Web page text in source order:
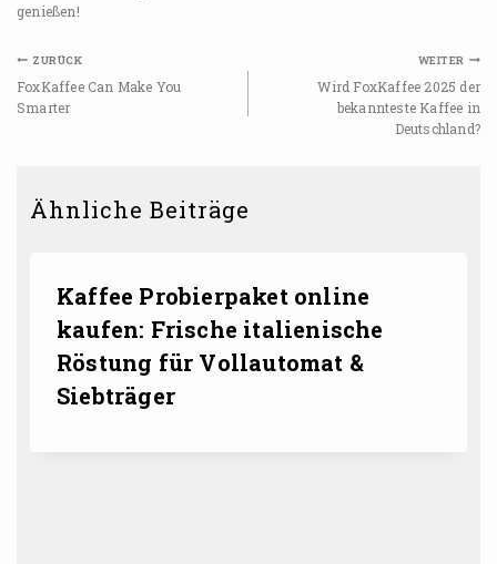
genießen!
ZURÜCK
FoxKaffee Can Make You
Smarter
WEITER
Wird FoxKaffee 2025 der
bekannteste Kaffee in
Deutschland?
Ähnliche Beiträge
Kaffee Probierpaket online
kaufen: Frische italienische
Röstung für Vollautomat &
Siebträger